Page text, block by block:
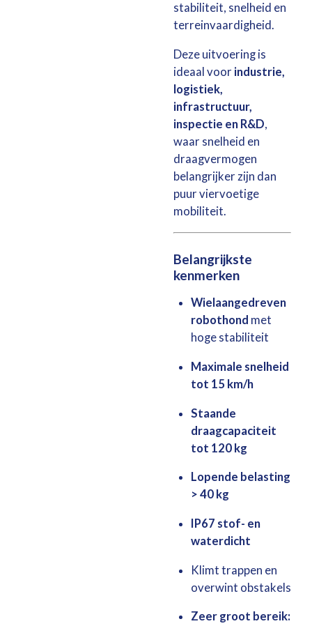
stabiliteit, snelheid en
terreinvaardigheid.
Deze uitvoering is
ideaal voor industrie,
logistiek,
infrastructuur,
inspectie en R&D,
waar snelheid en
draagvermogen
belangrijker zijn dan
puur viervoetige
mobiliteit.
Belangrijkste
kenmerken
Wielaangedreven
robothond met
hoge stabiliteit
Maximale snelheid
tot 15 km/h
Staande
draagcapaciteit
tot 120 kg
Lopende belasting
> 40 kg
IP67 stof- en
waterdicht
Klimt trappen en
overwint obstakels
Zeer groot bereik: